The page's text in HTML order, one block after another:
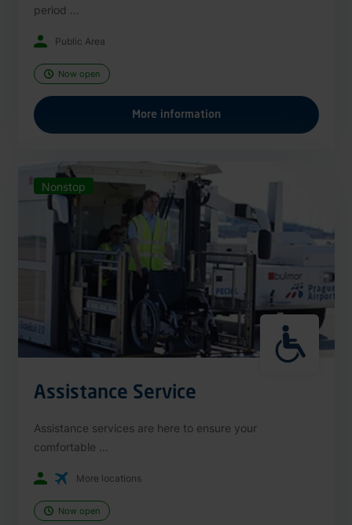
period ...
Public Area
Now open
More information
Nonstop
Assistance Service
Assistance services are here to ensure your
comfortable ...
More locations
Now open